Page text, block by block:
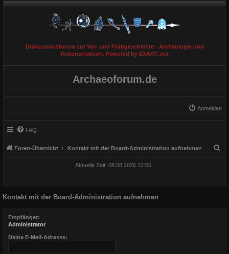
Diskussionsforum zur Vor- und Frühgeschichte - Archäologie und
Rekonstruktion. Powered by EXARC.net
Archaeoforum.de
Anmelden
FAQ
Foren-Übersicht Kontakt mit der Board-Administration aufnehmen
Aktuelle Zeit: 08.08.2026 12:56
Kontakt mit der Board-Administration aufnehmen
Empfänger:
Administrator
Deine E-Mail-Adresse: